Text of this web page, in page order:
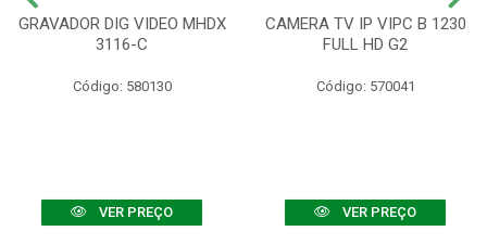
GRAVADOR DIG VIDEO MHDX
3116-C
Código: 580130
VER PREÇO
CAMERA TV IP VIPC B 1230
FULL HD G2
Código: 570041
VER PREÇO